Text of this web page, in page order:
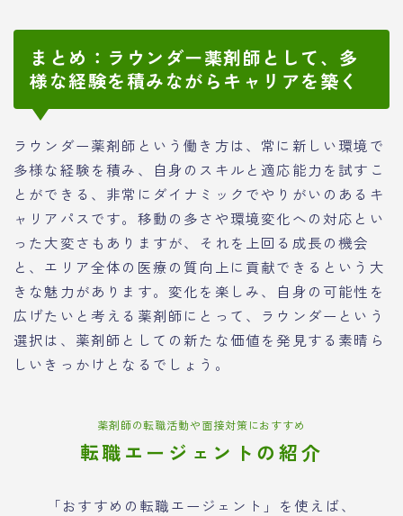
まとめ：ラウンダー薬剤師として、多
様な経験を積みながらキャリアを築く
ラウンダー薬剤師という働き方は、常に新しい環境で
多様な経験を積み、自身のスキルと適応能力を試すこ
とができる、非常にダイナミックでやりがいのあるキ
ャリアパスです。移動の多さや環境変化への対応とい
った大変さもありますが、それを上回る成長の機会
と、エリア全体の医療の質向上に貢献できるという大
きな魅力があります。変化を楽しみ、自身の可能性を
広げたいと考える薬剤師にとって、ラウンダーという
選択は、薬剤師としての新たな価値を発見する素晴ら
しいきっかけとなるでしょう。
薬剤師の転職活動や面接対策におすすめ
転職エージェントの紹介
「おすすめの転職エージェント」を使えば、